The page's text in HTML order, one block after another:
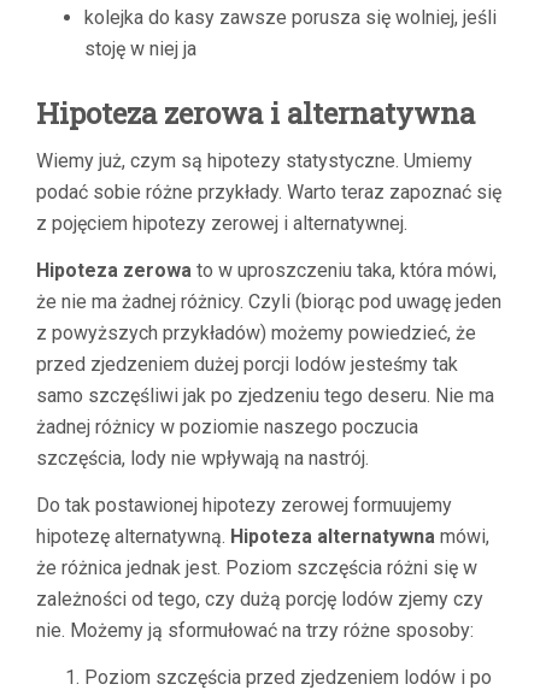
kolejka do kasy zawsze porusza się wolniej, jeśli
stoję w niej ja
Hipoteza zerowa i alternatywna
Wiemy już, czym są hipotezy statystyczne. Umiemy
podać sobie różne przykłady. Warto teraz zapoznać się
z pojęciem hipotezy zerowej i alternatywnej.
Hipoteza zerowa to w uproszczeniu taka, która mówi,
że nie ma żadnej różnicy. Czyli (biorąc pod uwagę jeden
z powyższych przykładów) możemy powiedzieć, że
przed zjedzeniem dużej porcji lodów jesteśmy tak
samo szczęśliwi jak po zjedzeniu tego deseru. Nie ma
żadnej różnicy w poziomie naszego poczucia
szczęścia, lody nie wpływają na nastrój.
Do tak postawionej hipotezy zerowej formuujemy
hipotezę alternatywną. Hipoteza alternatywna mówi,
że różnica jednak jest. Poziom szczęścia różni się w
zależności od tego, czy dużą porcję lodów zjemy czy
nie. Możemy ją sformułować na trzy różne sposoby:
Poziom szczęścia przed zjedzeniem lodów i po